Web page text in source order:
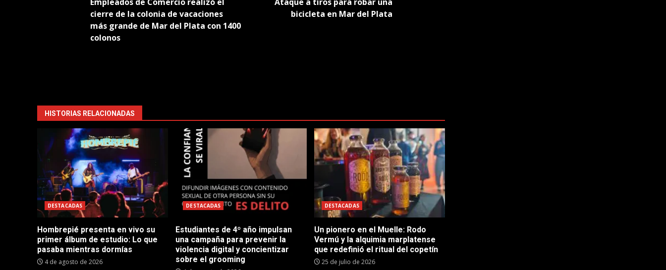
navigation
cierre de la colonia de vacaciones
más grande de Mar del Plata con 1400
colonos
bicicleta en Mar del Plata
HISTORIAS RELACIONADAS
DESTACADAS
Hombrepié presenta en vivo su
primer álbum de estudio: Lo que
pasaba mientras dormías
4 de agosto de 2026
DESTACADAS
Estudiantes de 4º año impulsan
una campaña para prevenir la
violencia digital y concientizar
sobre el grooming
DESTACADAS
Un pionero en el Muelle: Rodo
Vermú y la alquimia marplatense
que redefinió el ritual del copetín
25 de julio de 2026